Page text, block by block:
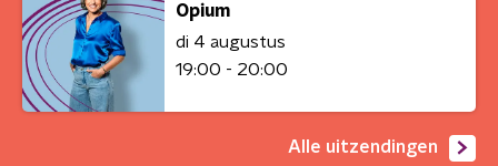
Opium
di 4 augustus
19:00 - 20:00
Alle uitzendingen